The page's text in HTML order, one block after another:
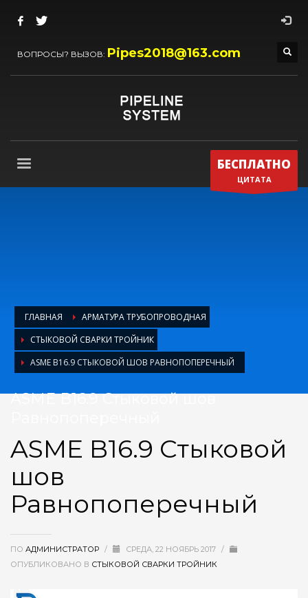
ВОПРОСЫ? ВЫЗОВ: Pipes2018@163.com
БЕСПЛАТНО
ЦИТАТА
ГЛАВНАЯ
АРМАТУРА ТРУБОПРОВОДНАЯ
СТЫКОВОЙ СВАРКИ ТРОЙНИК
ASME B16.9 СТЫКОВОЙ ШОВ РАВНОПОПЕРЕЧНЫЙ
ASME B16.9 Стыковой шов
ASME B16.9 Стыковой
шов
Равнопоперечный
ПО АДМИНИСТРАТОР / СРЕДА, 22 НОЯБРЬ 2017 /
ОПУБЛИКОВАНО В СТЫКОВОЙ СВАРКИ ТРОЙНИК